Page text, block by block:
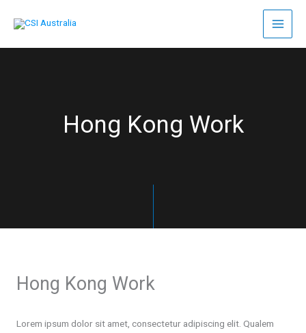
Hong Kong Work
Hong Kong Work
Lorem ipsum dolor sit amet, consectetur adipiscing elit. Qualem